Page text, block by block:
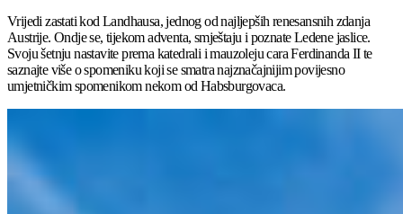
Vrijedi zastati kod Landhausa, jednog od najljepših renesansnih zdanja
Austrije. Ondje se, tijekom adventa, smještaju i poznate Ledene jaslice.
Svoju šetnju nastavite prema katedrali i mauzoleju cara Ferdinanda II te
saznajte više o spomeniku koji se smatra najznačajnijim povijesno
umjetničkim spomenikom nekom od Habsburgovaca.